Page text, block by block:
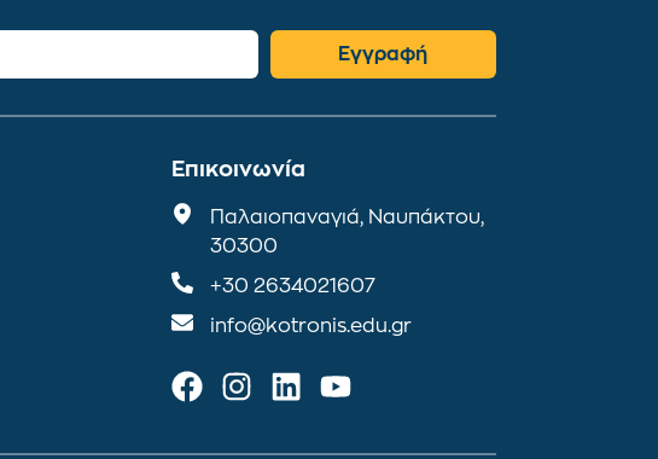
Εγγραφή
Επικοινωνία
Παλαιοπαναγιά, Ναυπάκτου,
30300
+30 2634021607
info@kotronis.edu.gr